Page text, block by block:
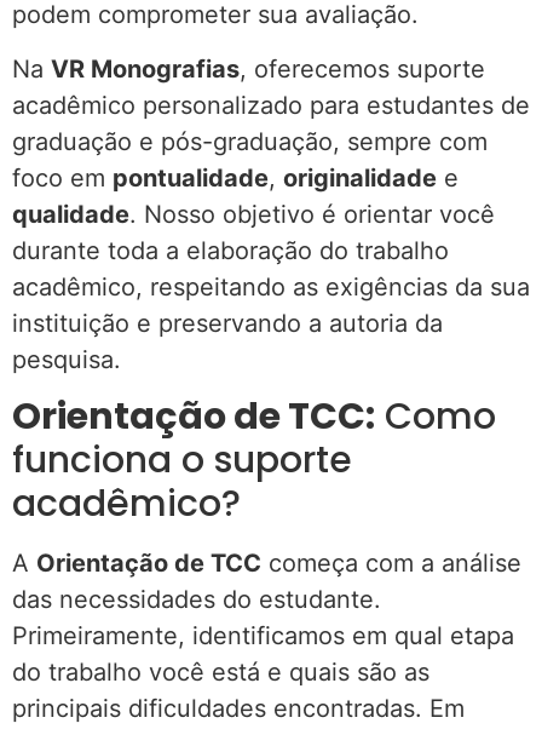
podem comprometer sua avaliação.
Na VR Monografias, oferecemos suporte
acadêmico personalizado para estudantes de
graduação e pós-graduação, sempre com
foco em pontualidade, originalidade e
qualidade. Nosso objetivo é orientar você
durante toda a elaboração do trabalho
acadêmico, respeitando as exigências da sua
instituição e preservando a autoria da
pesquisa.
Orientação de TCC: Como
funciona o suporte
acadêmico?
A Orientação de TCC começa com a análise
das necessidades do estudante.
Primeiramente, identificamos em qual etapa
do trabalho você está e quais são as
principais dificuldades encontradas. Em